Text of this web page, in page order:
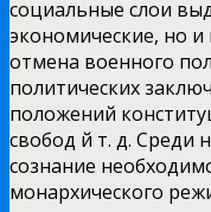
социальные слои
экономические, но и
отмена военного
политических
положений
свобод й т. д. Среди
сознание
монархического